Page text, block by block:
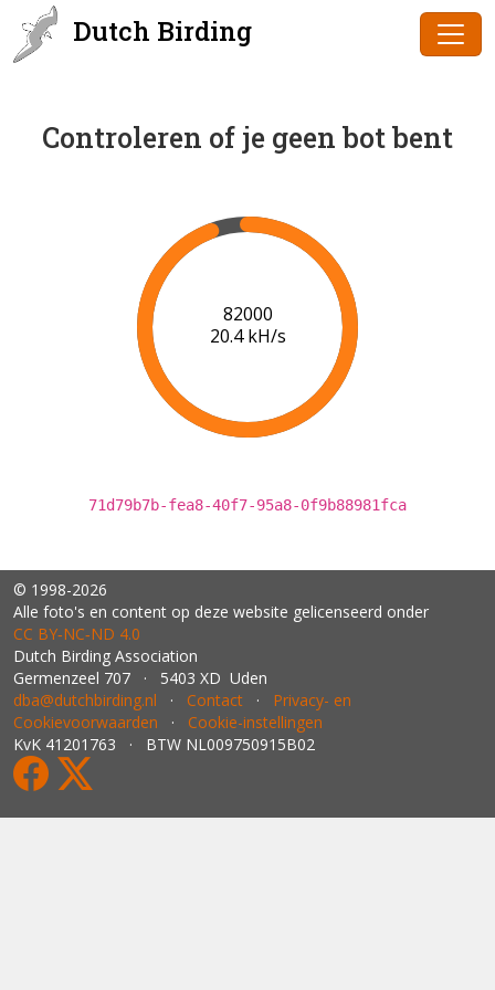
Dutch Birding
Controleren of je geen bot bent
84000
20.5 kH/s
71d79b7b-fea8-40f7-95a8-0f9b88981fca
© 1998-2026
Alle foto's en content op deze website gelicenseerd onder
CC BY‑NC‑ND 4.0
Dutch Birding Association
Germenzeel 707 · 5403 XD Uden
dba@dutchbirding.nl · Contact · Privacy- en
Cookievoorwaarden · Cookie-instellingen
KvK 41201763 · BTW NL009750915B02